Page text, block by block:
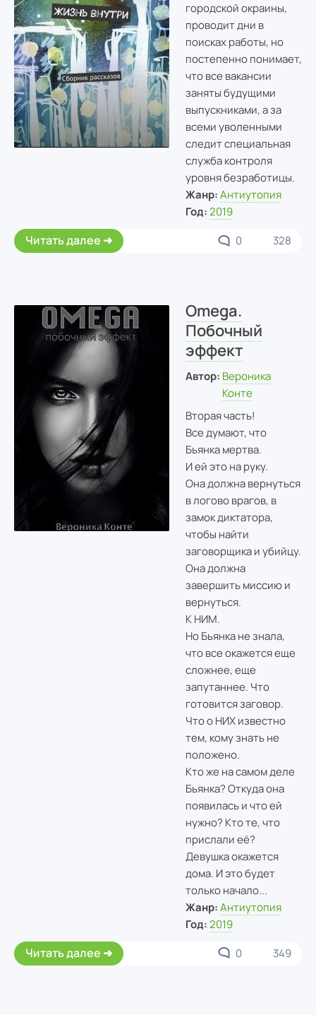
городской окраины,
проводит дни в
поисках работы, но
постепенно понимает,
что все вакансии
заняты будущими
выпускниками, а за
всеми уволенными
следит специальная
служба контроля
уровня безработицы.
Жанр: Антиутопия
Год: 2019
Читать далее 0 328
Omega.
Побочный
эффект
Автор: Вероника
Конте
Вторая часть!
Все думают, что
Бьянка мертва.
И ей это на руку.
Она должна вернуться
в логово врагов, в
замок диктатора,
чтобы найти
заговорщика и убийцу.
Она должна
завершить миссию и
вернуться.
К НИМ.
Но Бьянка не знала,
что все окажется еще
сложнее, еще
запутаннее. Что
готовится заговор.
Что о НИХ известно
тем, кому знать не
положено.
Кто же на самом деле
Бьянка? Откуда она
появилась и что ей
нужно? Кто те, что
прислали её?
Девушка окажется
дома. И это будет
только начало...
Жанр: Антиутопия
Год: 2019
Читать далее 0 349